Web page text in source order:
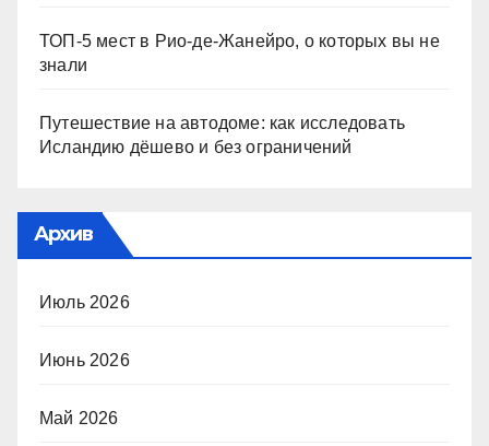
ТОП-5 мест в Рио-де-Жанейро, о которых вы не
знали
Путешествие на автодоме: как исследовать
Исландию дёшево и без ограничений
Архив
Июль 2026
Июнь 2026
Май 2026